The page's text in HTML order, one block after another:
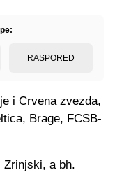
RASPORED
i Crvena zvezda,
Brage, FCSB-
Zrinjski, a bh.